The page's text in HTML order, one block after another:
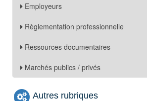
Employeurs
Règlementation professionnelle
Ressources documentaires
Marchés publics / privés
Autres rubriques